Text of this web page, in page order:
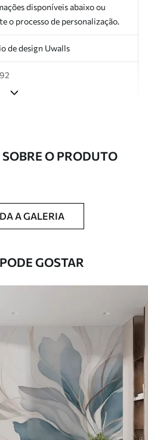
disponíveis abaixo ou
o processo de personalização.
de design Uwalls
até 50 cm de largura.
de verniz podem ser limpos
O PRODUTO
A GALERIA
GOSTAR